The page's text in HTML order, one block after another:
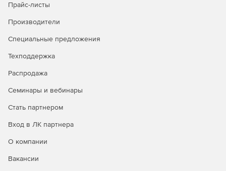
Автоматизация исправления неполадок; запуск
Интеграция со службой HelpDesk для
тенденций производительности, использования и
пропускной способности сети.
Отправка отчетов по электронной почте, сохранение
Прайс-листы
Производители
Специальные предложения
Техподдержка
Распродажа
Семинары и вебинары
Стать партнером
Вход в ЛК партнера
О компании
Вакансии